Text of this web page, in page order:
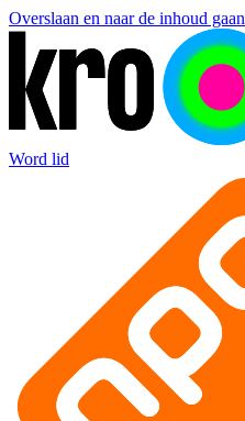
Overslaan en naar de inhoud gaan
Word lid